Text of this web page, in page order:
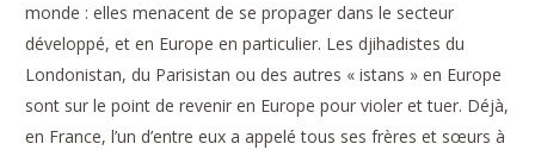
monde : elles menacent de se propager dans le secteur
développé, et en Europe en particulier. Les djihadistes du
Londonistan, du Parisistan ou des autres « istans » en Europe
sont sur le point de revenir en Europe pour violer et tuer. Déjà,
en France, l’un d’entre eux a appelé tous ses frères et sœurs à